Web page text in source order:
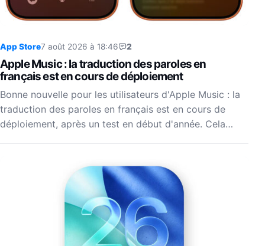
App Store7 août 2026 à 18:46 2
Apple Music : la traduction des paroles en
français est en cours de déploiement
Bonne nouvelle pour les utilisateurs d'Apple Music : la
traduction des paroles en français est en cours de
déploiement, après un test en début d'année. Cela…